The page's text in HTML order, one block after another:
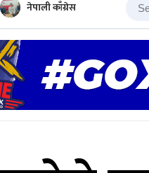
नेपाली काँग्रेस